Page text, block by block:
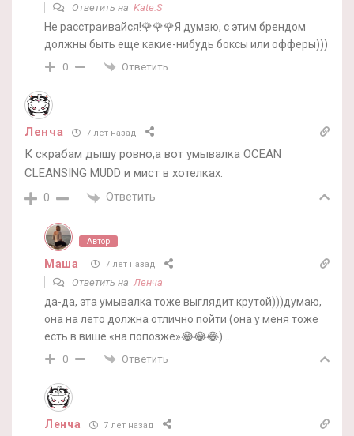
Ответить на Kate.S
Не расстраивайся!🌹🌹🌹Я думаю, с этим брендом
должны быть еще какие-нибудь боксы или офферы)))
0 Ответить
Ленча 7 лет назад
К скрабам дышу ровно,а вот умывалка OCEAN
CLEANSING MUDD и мист в хотелках.
0 Ответить
Автор
Маша 7 лет назад
Ответить на Ленча
да-да, эта умывалка тоже выглядит крутой)))думаю,
она на лето должна отлично пойти (она у меня тоже
есть в више «на попозже»😂😂😂)…
0 Ответить
Ленча 7 лет назад